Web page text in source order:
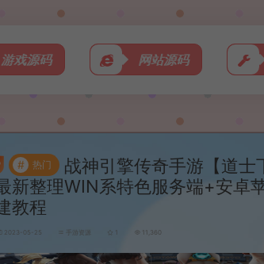
游戏源码 网站源码
# 热门
战神引擎传奇手游【道士
新整理WIN系特色服务端+安卓
教程
2023-05-25 手游资源 1 11,360